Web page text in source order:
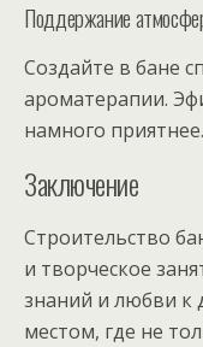
Поддержание
Создайте в бане
ароматерапии.
намного приятнее.
Заключение
Строительство
и творческое
знаний и любви к
местом, где не